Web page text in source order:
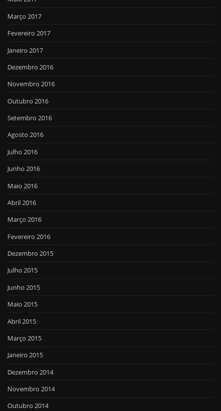
Março 2017
Fevereiro 2017
Janeiro 2017
Dezembro 2016
Novembro 2016
Outubro 2016
Setembro 2016
Agosto 2016
Julho 2016
Junho 2016
Maio 2016
Abril 2016
Março 2016
Fevereiro 2016
Dezembro 2015
Julho 2015
Junho 2015
Maio 2015
Abril 2015
Março 2015
Janeiro 2015
Dezembro 2014
Novembro 2014
Outubro 2014